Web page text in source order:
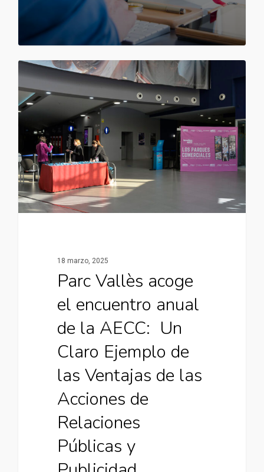
18 marzo, 2025
Parc Vallès acoge
el encuentro anual
de la AECC: Un
Claro Ejemplo de
las Ventajas de las
Acciones de
Relaciones
Públicas y